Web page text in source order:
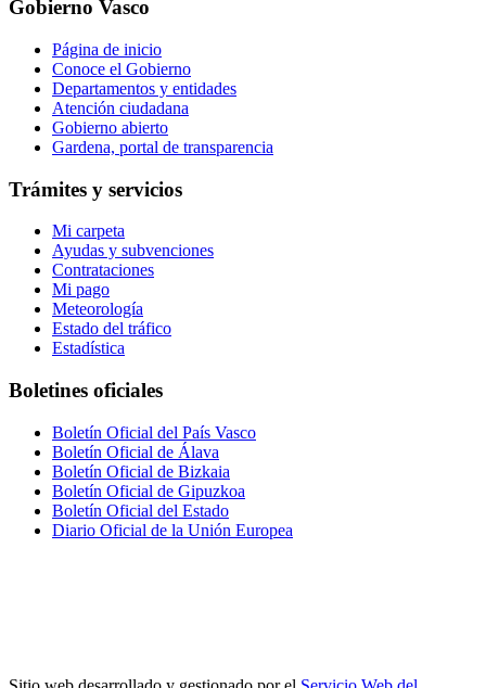
Gobierno Vasco
Página de inicio
Conoce el Gobierno
Departamentos y entidades
Atención ciudadana
Gobierno abierto
Gardena, portal de transparencia
Trámites y servicios
Mi carpeta
Ayudas y subvenciones
Contrataciones
Mi pago
Meteorología
Estado del tráfico
Estadística
Boletines oficiales
Boletín Oficial del País Vasco
Boletín Oficial de Álava
Boletín Oficial de Bizkaia
Boletín Oficial de Gipuzkoa
Boletín Oficial del Estado
Diario Oficial de la Unión Europea